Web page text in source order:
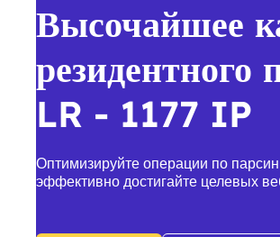
Высочайшее
резидентного
LR - 1177 IP
Оптимизируйте операции по
эффективно достигайте целевых